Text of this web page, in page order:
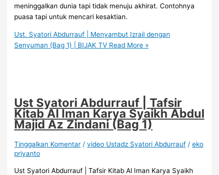
meninggalkan dunia tapi tidak menuju akhirat. Contohnya
puasa tapi untuk mencari kesaktian.
Ust. Syatori Abdurrauf | Menyambut Izrail dengan
Senyuman (Bag 1) | BIJAK TV Read More »
Ust Syatori Abdurrauf | Tafsir
Kitab Al Iman Karya Syaikh Abdul
Majid Az Zindani (Bag 1)
Tinggalkan Komentar /video Ustadz Syatori Abdurrauf /eko
priyanto
Ust Syatori Abdurrauf | Tafsir Kitab Al Iman Karya Syaikh